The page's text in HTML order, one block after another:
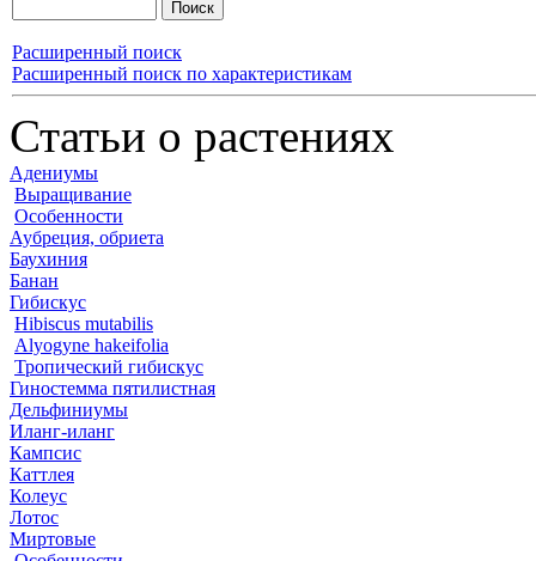
Расширенный поиск
Расширенный поиск по характеристикам
Статьи о растениях
Адениумы
Выращивание
Особенности
Аубреция, обриета
Баухиния
Банан
Гибискус
Hibiscus mutabilis
Alyogyne hakeifolia
Тропический гибискус
Гиностемма пятилистная
Дельфиниумы
Иланг-иланг
Кампсис
Каттлея
Колеус
Лотос
Миртовые